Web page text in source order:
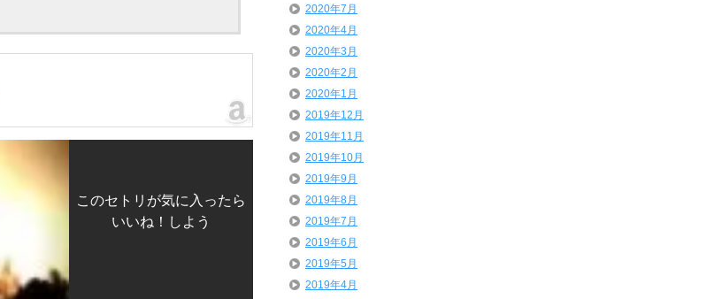
このセトリが気に入ったら
いいね！しよう
2020年7月
2020年4月
2020年3月
2020年2月
2020年1月
2019年12月
2019年11月
2019年10月
2019年9月
2019年8月
2019年7月
2019年6月
2019年5月
2019年4月